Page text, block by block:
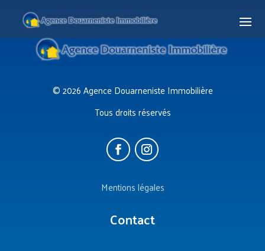
© 2026 Agence Douarneniste Immobilière
Tous droits réservés
Mentions légales
Contact